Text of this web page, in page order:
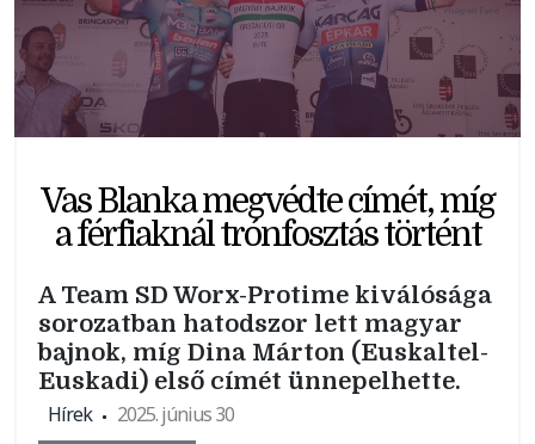
Vas Blanka megvédte címét, míg
a férfiaknál trónfosztás történt
A Team SD Worx-Protime kiválósága
sorozatban hatodszor lett magyar
bajnok, míg Dina Márton (Euskaltel-
Euskadi) első címét ünnepelhette.
Hírek
2025. június 30